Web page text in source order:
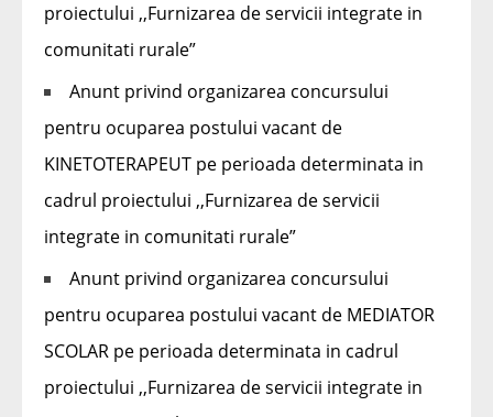
proiectului ,,Furnizarea de servicii integrate in
comunitati rurale”
Anunt privind organizarea concursului
pentru ocuparea postului vacant de
KINETOTERAPEUT pe perioada determinata in
cadrul proiectului ,,Furnizarea de servicii
integrate in comunitati rurale”
Anunt privind organizarea concursului
pentru ocuparea postului vacant de MEDIATOR
SCOLAR pe perioada determinata in cadrul
proiectului ,,Furnizarea de servicii integrate in